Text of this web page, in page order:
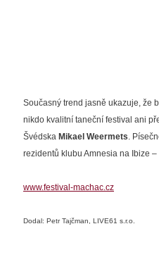
Současný trend jasně ukazuje, že
nikdo kvalitní taneční festival ani
Švédska Mikael Weermets.
rezidentů klubu Amnesia na Ibize –
www.festival-machac.cz
Dodal: Petr Tajčman, LIVE61 s.r.o.